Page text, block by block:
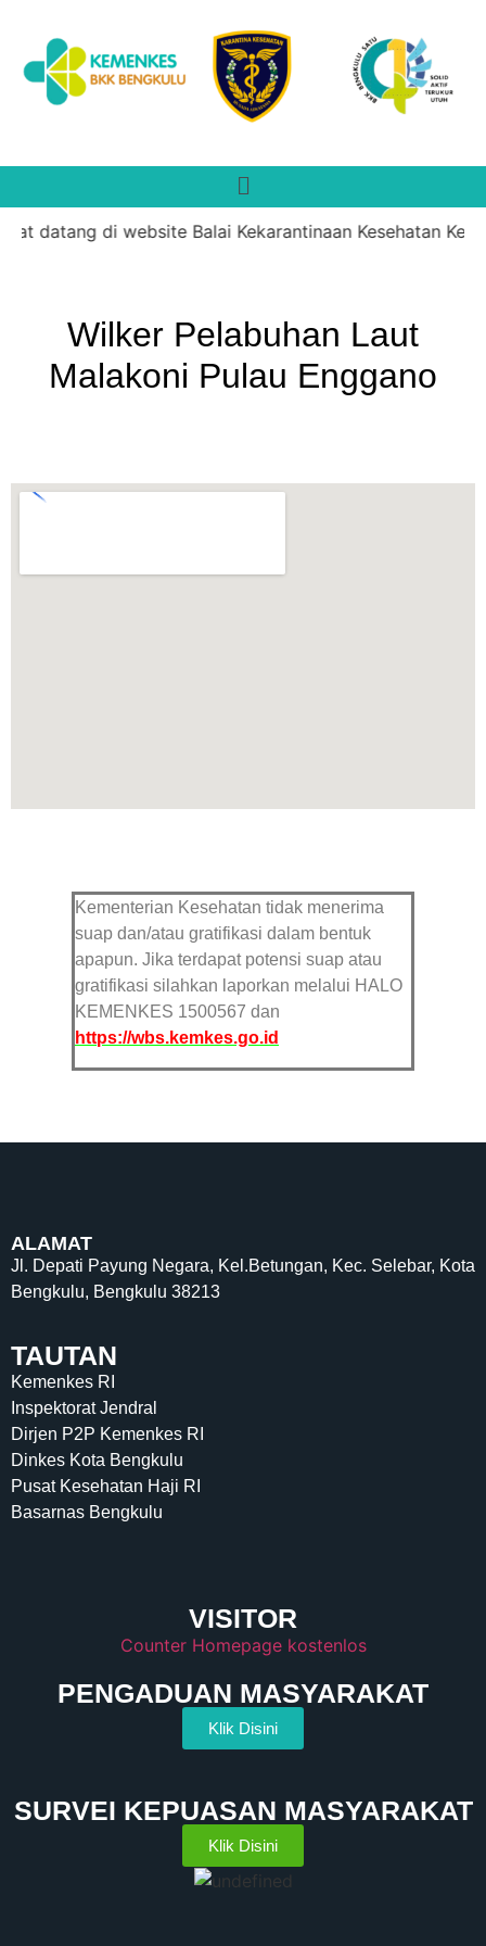
datang di website Balai Kekarantinaan Kesehatan
Wilker Pelabuhan Laut
Malakoni Pulau Enggano
Kementerian Kesehatan tidak menerima
suap dan/atau gratifikasi dalam bentuk
apapun. Jika terdapat potensi suap atau
gratifikasi silahkan laporkan melalui HALO
KEMENKES 1500567 dan
https://wbs.kemkes.go.id
ALAMAT
Jl. Depati Payung Negara, Kel.Betungan, Kec. Selebar, Kota
Bengkulu, Bengkulu 38213
TAUTAN
Kemenkes RI
Inspektorat Jendral
Dirjen P2P Kemenkes RI
Dinkes Kota Bengkulu
Pusat Kesehatan Haji RI
Basarnas Bengkulu
VISITOR
Counter Homepage kostenlos
PENGADUAN MASYARAKAT
Klik Disini
SURVEI KEPUASAN MASYARAKAT
Klik Disini